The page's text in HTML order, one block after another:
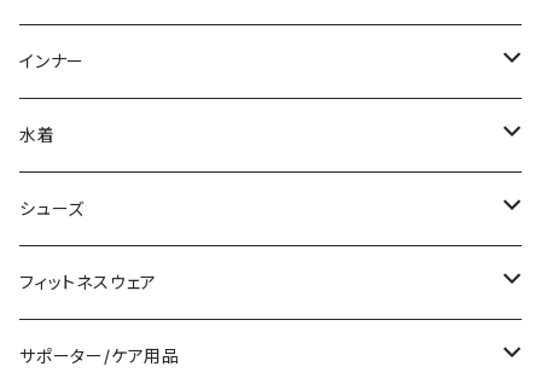
スウェット/トレーナー
その他
チュニック
その他
オールインワン
その他
ミディアム/ミモレ
ロング/マキシ
袖付き
ノースリーブ
パンツドレス
サブバッグ
クラッチバッグ
フォーマルバッグ
カジュアルバッグ
バックパック
インナー
ブラ/ブラトップ/ベアトップ
ショーツ
タンクトップ/キャミソール
半袖/5分
水着
タンキニ
バンドゥビキニ
ワンピース
シューズ
スニーカー
ブーツ
フィットネスウェア
セット販売
サポーター/ケア用品